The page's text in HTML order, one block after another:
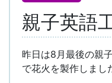
親子英語
昨日は8月最後の親
で花火を製作しまし